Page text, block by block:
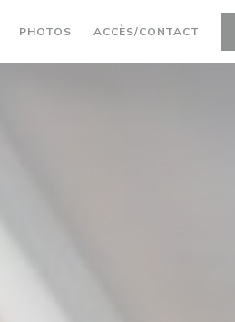
PHOTOS ACCÈS/CONTACT